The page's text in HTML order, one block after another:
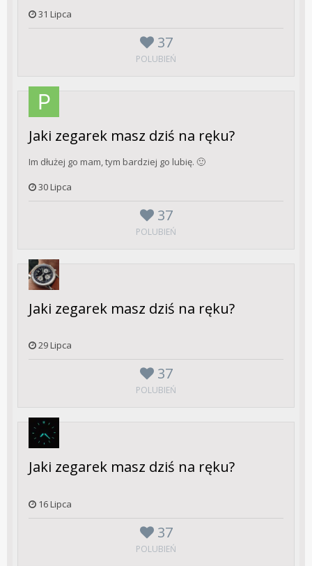
37
POLUBIEŃ
31 Lipca
37
POLUBIEŃ
Jaki zegarek masz dziś na ręku?
Im dłużej go mam, tym bardziej go lubię. 🙂
30 Lipca
37
POLUBIEŃ
Jaki zegarek masz dziś na ręku?
29 Lipca
37
POLUBIEŃ
Jaki zegarek masz dziś na ręku?
16 Lipca